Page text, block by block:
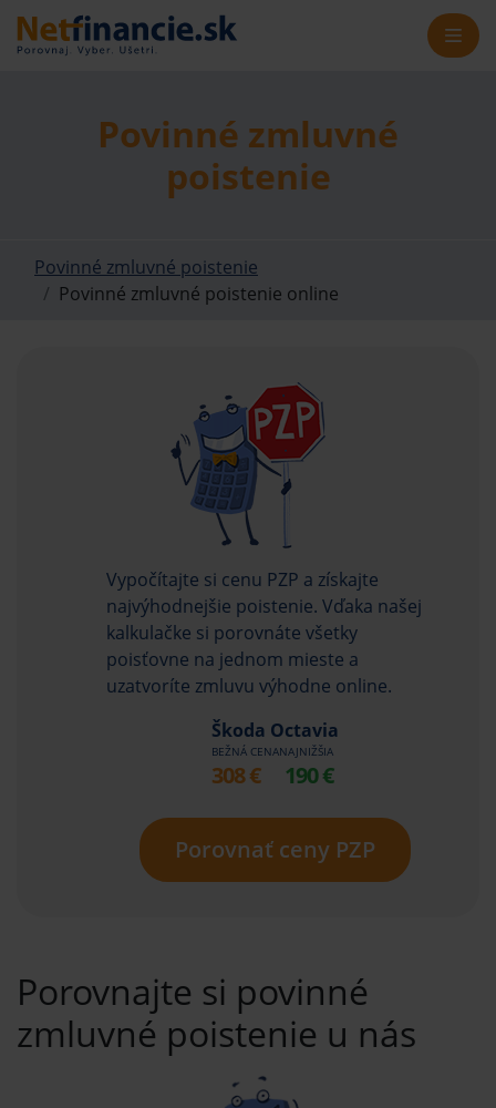
Povinné zmluvné
poistenie
Povinné zmluvné poistenie
Povinné zmluvné poistenie online
Vypočítajte si cenu PZP a získajte
najvýhodnejšie poistenie. Vďaka našej
kalkulačke si porovnáte všetky
poisťovne na jednom mieste a
uzatvoríte zmluvu výhodne online.
Škoda Octavia
BEŽNÁ CENA
308 €
NAJNIŽŠIA
190 €
Porovnať ceny PZP
Porovnajte si povinné
zmluvné poistenie u nás